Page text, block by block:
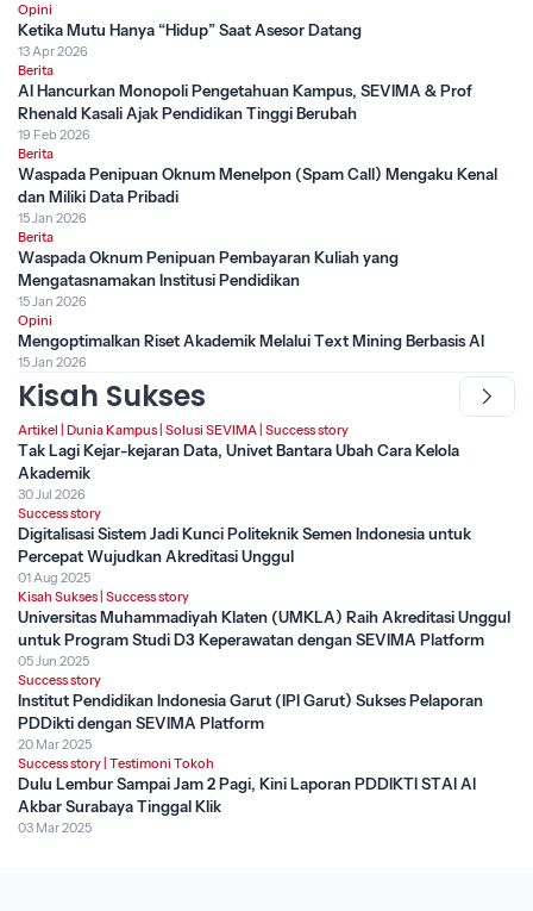
Opini
Ketika Mutu Hanya “Hidup” Saat Asesor Datang
13 Apr 2026
Berita
AI Hancurkan Monopoli Pengetahuan Kampus, SEVIMA & Prof
Rhenald Kasali Ajak Pendidikan Tinggi Berubah
19 Feb 2026
Berita
Waspada Penipuan Oknum Menelpon (Spam Call) Mengaku Kenal
dan Miliki Data Pribadi
15 Jan 2026
Berita
Waspada Oknum Penipuan Pembayaran Kuliah yang
Mengatasnamakan Institusi Pendidikan
15 Jan 2026
Opini
Mengoptimalkan Riset Akademik Melalui Text Mining Berbasis AI
15 Jan 2026
Kisah Sukses
Artikel Dunia Kampus Solusi SEVIMA Success story
Tak Lagi Kejar-kejaran Data, Univet Bantara Ubah Cara Kelola
Akademik
30 Jul 2026
Success story
Digitalisasi Sistem Jadi Kunci Politeknik Semen Indonesia untuk
Percepat Wujudkan Akreditasi Unggul
01 Aug 2025
Kisah Sukses Success story
Universitas Muhammadiyah Klaten (UMKLA) Raih Akreditasi Unggul
untuk Program Studi D3 Keperawatan dengan SEVIMA Platform
05 Jun 2025
Success story
Institut Pendidikan Indonesia Garut (IPI Garut) Sukses Pelaporan
PDDikti dengan SEVIMA Platform
20 Mar 2025
Success story Testimoni Tokoh
Dulu Lembur Sampai Jam 2 Pagi, Kini Laporan PDDIKTI STAI Al
Akbar Surabaya Tinggal Klik
03 Mar 2025